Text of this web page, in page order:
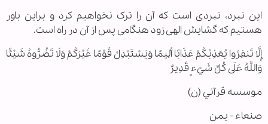
این نبرد، نبردی است که آن را ترک نخواهیم کرد و براین باور
هستیم که گشایش الهی زود هنگامی پس از آن در راه است.
إِلَّا تَنفِرُوا يُعَذِبْكُمْ عَذَابًا أَلِيمًا وَيَسْتَبْدِلْ قَوْمًا غَيْرَكُمْ وَلَا تَضُرُّوهُ شَيْئًا
وَاللَّهُ عَلَى كُلِّ شَيْءٍ قَدِيرٌ
موسسه قرآني (ن)
صنعاء - يمن